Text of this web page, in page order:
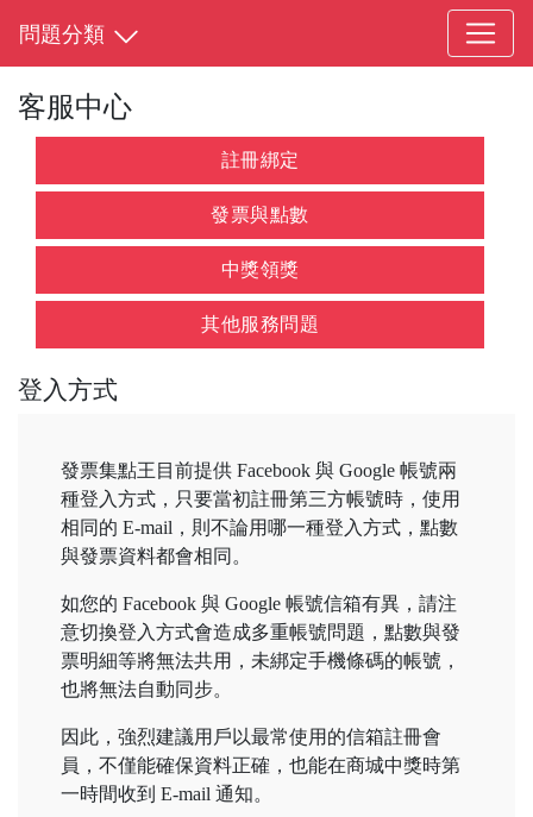
問題分類
客服中心
註冊綁定
發票與點數
中獎領獎
其他服務問題
登入方式
發票集點王目前提供 Facebook 與 Google 帳號兩
種登入方式，只要當初註冊第三方帳號時，使用
相同的 E-mail，則不論用哪一種登入方式，點數
與發票資料都會相同。
如您的 Facebook 與 Google 帳號信箱有異，請注
意切換登入方式會造成多重帳號問題，點數與發
票明細等將無法共用，未綁定手機條碼的帳號，
也將無法自動同步。
因此，強烈建議用戶以最常使用的信箱註冊會
員，不僅能確保資料正確，也能在商城中獎時第
一時間收到 E-mail 通知。